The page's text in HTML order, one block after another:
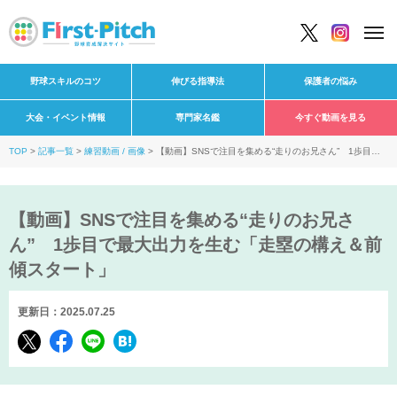
野球スキルのコツ 伸びる指導法 保護者の悩み
大会・イベント情報 専門家名鑑 今すぐ動画を見る
TOP 記事一覧 練習動画 / 画像
【動画】SNSで注目を集める“走りのお兄さん” 1歩目で
【動画】SNSで注目を集める“走りのお兄さ
ん” 1歩目で最大出力を生む「走塁の構え＆前
傾スタート」
更新日：2025.07.25